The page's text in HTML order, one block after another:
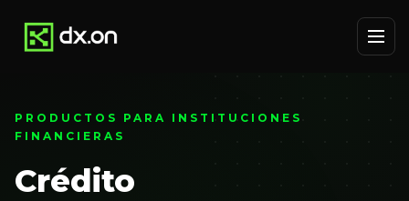
PRODUCTOS PARA INSTITUCIONES
FINANCIERAS
Crédito